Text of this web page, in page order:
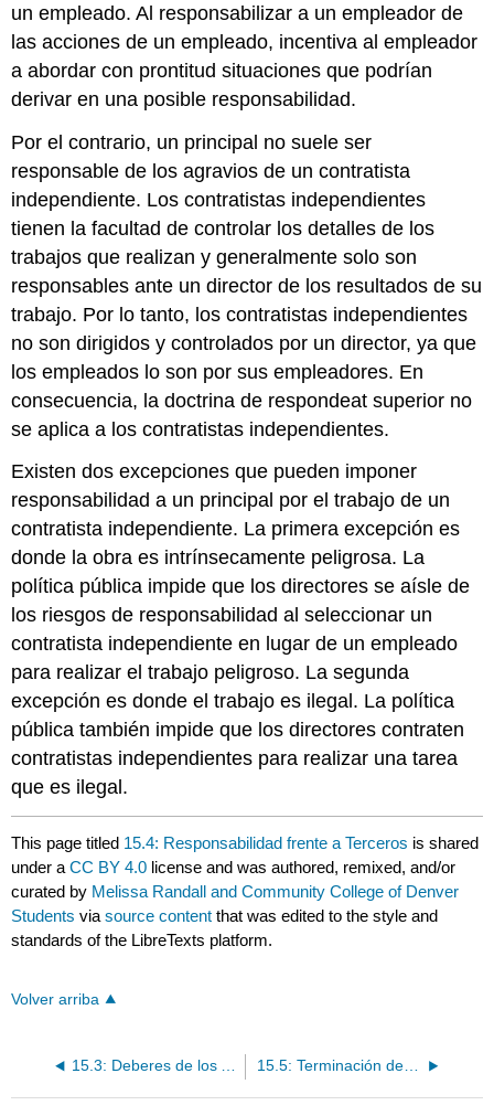
un empleado. Al responsabilizar a un empleador de
las acciones de un empleado, incentiva al empleador
a abordar con prontitud situaciones que podrían
derivar en una posible responsabilidad.
Por el contrario, un principal no suele ser
responsable de los agravios de un contratista
independiente. Los contratistas independientes
tienen la facultad de controlar los detalles de los
trabajos que realizan y generalmente solo son
responsables ante un director de los resultados de su
trabajo. Por lo tanto, los contratistas independientes
no son dirigidos y controlados por un director, ya que
los empleados lo son por sus empleadores. En
consecuencia, la doctrina de respondeat superior no
se aplica a los contratistas independientes.
Existen dos excepciones que pueden imponer
responsabilidad a un principal por el trabajo de un
contratista independiente. La primera excepción es
donde la obra es intrínsecamente peligrosa. La
política pública impide que los directores se aísle de
los riesgos de responsabilidad al seleccionar un
contratista independiente en lugar de un empleado
para realizar el trabajo peligroso. La segunda
excepción es donde el trabajo es ilegal. La política
pública también impide que los directores contraten
contratistas independientes para realizar una tarea
que es ilegal.
This page titled 15.4: Responsabilidad frente a Terceros is shared
under aCC BY 4.0 license and was authored, remixed, and/or
curated by Melissa Randall and Community College of Denver
Students viasource content that was edited to the style and
standards of the LibreTexts platform.
Volver arriba
15.3: Deberes de los Agentes y Responsables 15.5: Terminación de la relación de agencia